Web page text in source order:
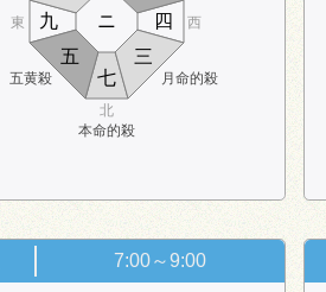
五黄殺
本命的殺
月命的殺
北
東 西
七
九
ニ
三
四
五
7:00～9:00